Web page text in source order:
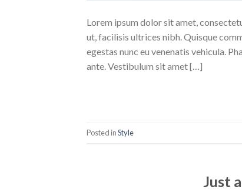
Lorem ipsum dolor sit amet,
ut, facilisis ultrices nibh. Quisque
egestas nunc eu venenatis vehicula.
ante. Vestibulum sit amet […]
Posted inStyle
Just